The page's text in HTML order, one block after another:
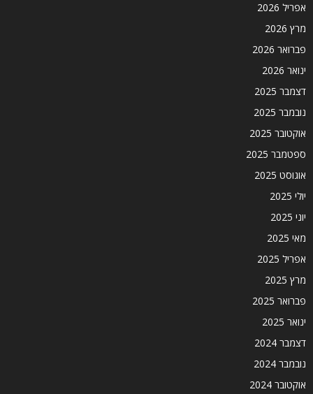
אפריל 2026
מרץ 2026
פברואר 2026
ינואר 2026
דצמבר 2025
נובמבר 2025
אוקטובר 2025
ספטמבר 2025
אוגוסט 2025
יולי 2025
יוני 2025
מאי 2025
אפריל 2025
מרץ 2025
פברואר 2025
ינואר 2025
דצמבר 2024
נובמבר 2024
אוקטובר 2024